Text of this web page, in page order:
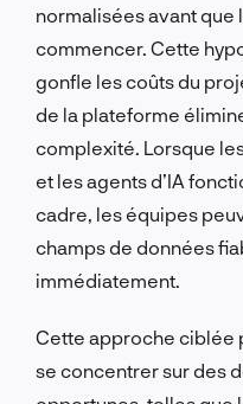
normalisées avant
commencer. Cette
gonfle les coûts du
de la plateforme
complexité. Lorsque
et les agents d’IA
cadre, les équipes
champs de données
immédiatement.
Cette approche ciblée
se concentrer sur des